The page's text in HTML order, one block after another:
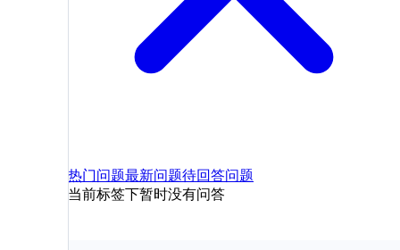
热门问题最新问题待回答问题
当前标签下暂时没有问答